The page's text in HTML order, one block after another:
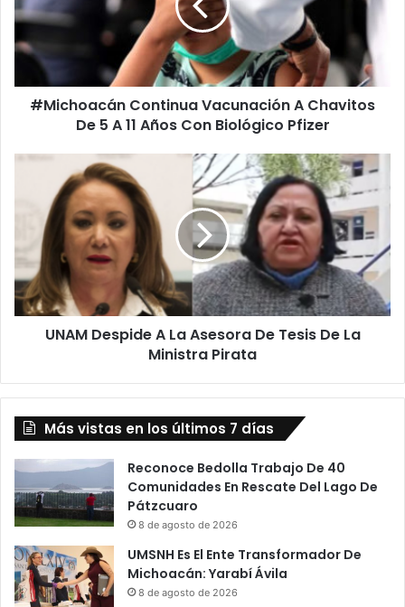
Chavitos
De
5
11
Años
Pfizer
#Michoacán Continua Vacunación A Chavitos
De 5 A 11 Años Con Biológico Pfizer
UNAM
Asesora
De
Tesis
De
La
MinistraUNAM Despide A La Asesora De Tesis De La
Ministra Pirata
Más vistas en los últimos 7 días
Reconoce Bedolla Trabajo De 40
Comunidades En Rescate Del Lago De
Pátzcuaro
8 de agosto de 2026
UMSNH Es El Ente Transformador De
Michoacán: Yarabí Ávila
8 de agosto de 2026